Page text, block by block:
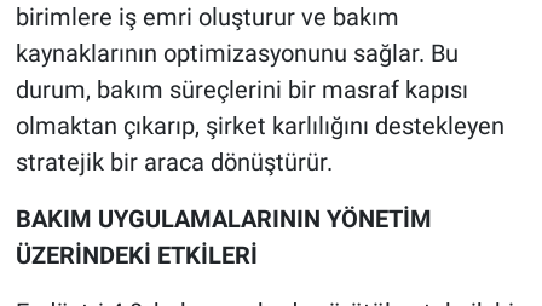
birimlere iş emri oluşturur ve bakım
kaynaklarının optimizasyonunu sağlar. Bu
durum, bakım süreçlerini bir masraf kapısı
olmaktan çıkarıp, şirket karlılığını destekleyen
stratejik bir araca dönüştürür.
BAKIM UYGULAMALARININ YÖNETİM
ÜZERİNDEKİ ETKİLERİ